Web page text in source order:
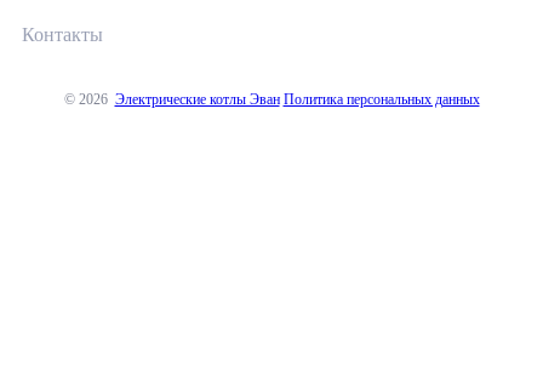
Контакты
© 2026 Электрические котлы Эван Политика персональных данных